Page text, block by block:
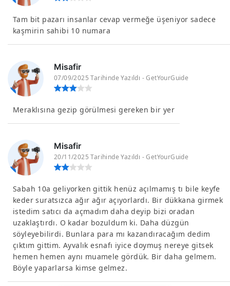
Tam bit pazarı insanlar cevap vermeğe üşeniyor sadece
kaşmirin sahibi 10 numara
Misafir
07/09/2025 Tarihinde Yazıldı - GetYourGuide
Meraklısına gezip görülmesi gereken bir yer
Misafir
20/11/2025 Tarihinde Yazıldı - GetYourGuide
Sabah 10a geliyorken gittik henüz açılmamış tı bile keyfe
keder suratsızca ağır ağır açıyorlardı. Bir dükkana girmek
istedim satıcı da açmadım daha deyip bizi oradan
uzaklaştırdı. O kadar bozuldum ki. Daha düzgün
söyleyebilirdi. Bunlara para mı kazandıracağım dedim
çıktım gittim. Ayvalık esnafı iyice doymuş nereye gitsek
hemen hemen aynı muamele gördük. Bir daha gelmem.
Böyle yaparlarsa kimse gelmez.